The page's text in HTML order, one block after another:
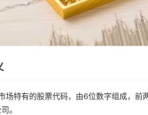
场特有的股票代码，由6位数字组成，前
。